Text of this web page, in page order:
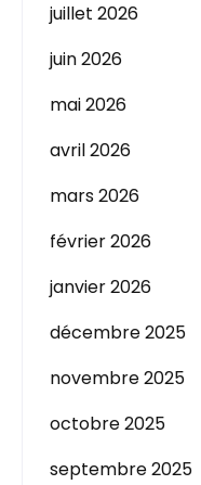
juillet 2026
juin 2026
mai 2026
avril 2026
mars 2026
février 2026
janvier 2026
décembre 2025
novembre 2025
octobre 2025
septembre 2025